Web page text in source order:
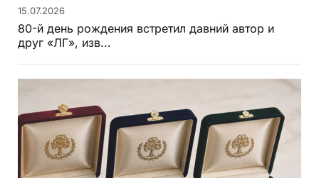
15.07.2026
80-й день рождения встретил давний автор и
друг «ЛГ», изв...